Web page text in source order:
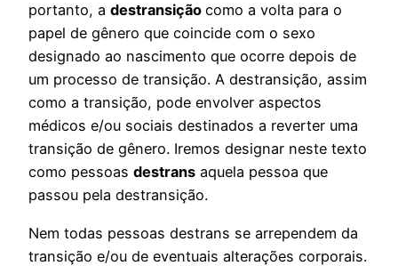
portanto, a destransição como a volta para o
papel de gênero que coincide com o sexo
designado ao nascimento que ocorre depois de
um processo de transição. A destransição, assim
como a transição, pode envolver aspectos
médicos e/ou sociais destinados a reverter uma
transição de gênero. Iremos designar neste texto
como pessoas destrans aquela pessoa que
passou pela destransição.
Nem todas pessoas destrans se arrependem da
transição e/ou de eventuais alterações corporais.